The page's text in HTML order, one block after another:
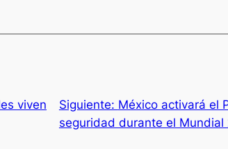
viven
Siguiente: México activará el
seguridad durante el Mundial